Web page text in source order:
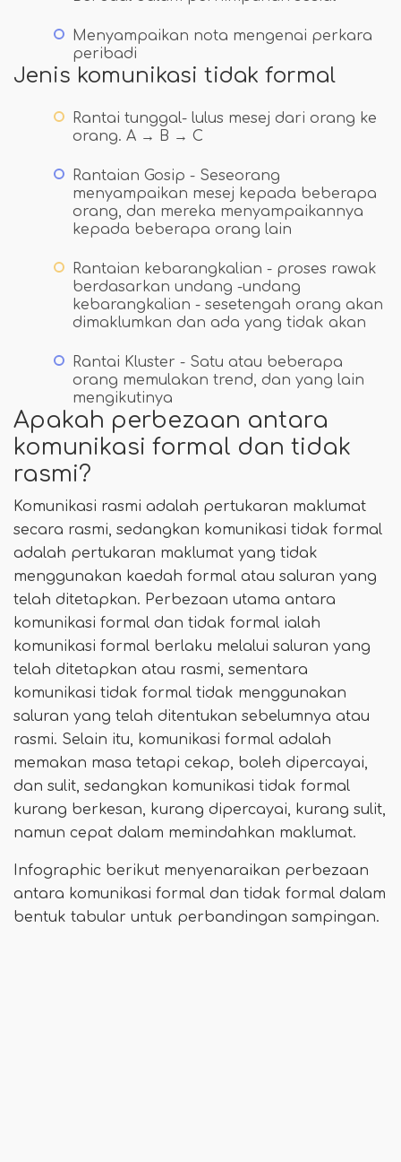
Menyampaikan nota mengenai perkara
peribadi
Jenis komunikasi tidak formal
Rantai tunggal- lulus mesej dari orang ke
orang. A → B → C
Rantaian Gosip - Seseorang
menyampaikan mesej kepada beberapa
orang, dan mereka menyampaikannya
kepada beberapa orang lain
Rantaian kebarangkalian - proses rawak
berdasarkan undang -undang
kebarangkalian - sesetengah orang akan
dimaklumkan dan ada yang tidak akan
Rantai Kluster - Satu atau beberapa
orang memulakan trend, dan yang lain
mengikutinya
Apakah perbezaan antara
komunikasi formal dan tidak
rasmi?
Komunikasi rasmi adalah pertukaran maklumat
secara rasmi, sedangkan komunikasi tidak formal
adalah pertukaran maklumat yang tidak
menggunakan kaedah formal atau saluran yang
telah ditetapkan. Perbezaan utama antara
komunikasi formal dan tidak formal ialah
komunikasi formal berlaku melalui saluran yang
telah ditetapkan atau rasmi, sementara
komunikasi tidak formal tidak menggunakan
saluran yang telah ditentukan sebelumnya atau
rasmi. Selain itu, komunikasi formal adalah
memakan masa tetapi cekap, boleh dipercayai,
dan sulit, sedangkan komunikasi tidak formal
kurang berkesan, kurang dipercayai, kurang sulit,
namun cepat dalam memindahkan maklumat.
Infographic berikut menyenaraikan perbezaan
antara komunikasi formal dan tidak formal dalam
bentuk tabular untuk perbandingan sampingan.